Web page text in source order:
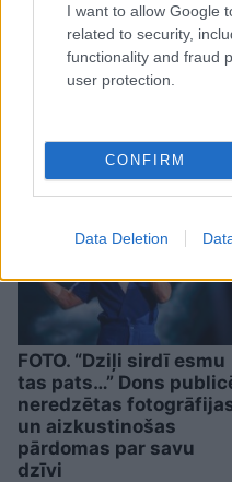
I want to allow Google
related to security,
functionality and fraud
user protection.
CONFIRM
Data Deletion
Cilvēkus
tests: tas
tavu
FOTO. “Dziļi sirdī esmu
tas pats…” Dons
neredzētas
un aizkustinošas
pārdomas par savu
dzīvi